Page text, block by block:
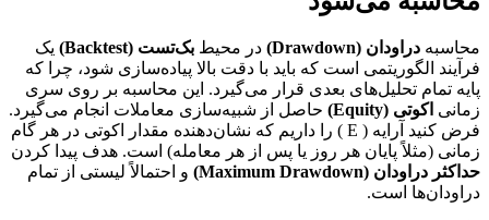
محاسبه دراودان (Drawdown) در محیط بک‌تست (Backtest)
یک
فرآیند الگوریتمی است که باید با دقت بالا پیاده‌سازی شود، چرا که
پایه تمام تحلیل‌های بعدی قرار می‌گیرد. این محاسبه بر روی سری
زمانی اکوتی (Equity)
حاصل از شبیه‌سازی معاملات انجام می‌گیرد.
فرض کنید آرایه ( E ) را داریم که نشان‌دهنده مقدار اکوتی در هر گام
زمانی (مثلاً پایان هر روز یا پس از هر معامله) است. هدف پیدا کردن
حداکثر دراودان (Maximum Drawdown)
و احتمالاً لیستی از تمام
دراودان‌ها است.